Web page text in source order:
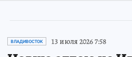
ВЛАДИВОСТОК 13 июля 2026 7:58